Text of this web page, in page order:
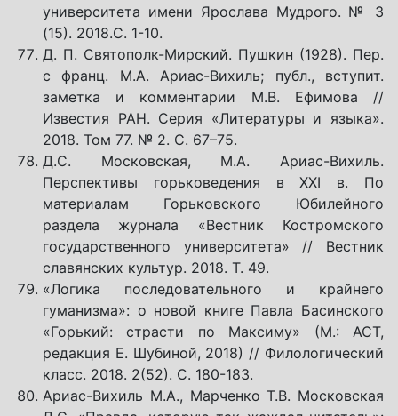
университета имени Ярослава Мудрого. № 3
(15). 2018.С. 1-10.
Д. П. Святополк-Мирский. Пушкин (1928). Пер.
с франц. М.А. Ариас-Вихиль; публ., вступит.
заметка и комментарии М.В. Ефимова //
Известия РАН. Серия «Литературы и языка».
2018. Том 77. № 2. С. 67–75.
Д.С. Московская, М.А. Ариас-Вихиль.
Перспективы горьковедения в ХХI в. По
материалам Горьковского Юбилейного
раздела журнала «Вестник Костромского
государственного университета» // Вестник
славянских культур. 2018. Т. 49.
«Логика последовательного и крайнего
гуманизма»: о новой книге Павла Басинского
«Горький: страсти по Максиму» (М.: АСТ,
редакция Е. Шубиной, 2018) // Филологический
класс. 2018. 2(52). С. 180-183.
Ариас-Вихиль М.А., Марченко Т.В. Московская